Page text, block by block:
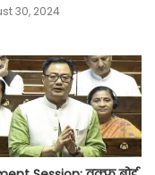
30, 2024